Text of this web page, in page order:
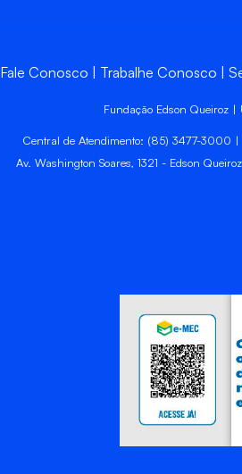
Fale Conosco Trabalhe Conosco
Fundação Edson Queiroz |
Central de Atendimento: (85) 3477-
Av. Washington Soares, 1321 - Edson